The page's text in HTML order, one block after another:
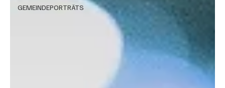
GEMEINDEPORTRÄTS